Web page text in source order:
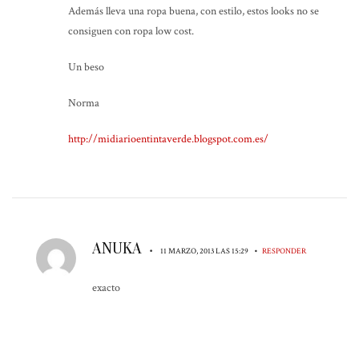
Además lleva una ropa buena, con estilo, estos looks no se
consiguen con ropa low cost.
Un beso
Norma
http://midiarioentintaverde.blogspot.com.es/
ANUKA • 11 MARZO, 2013 LAS 15:29 • RESPONDER
exacto